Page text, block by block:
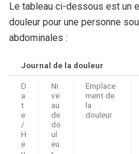
Le tableau ci-dessous est un
douleur pour une personne
abdominales :
Journal de la douleur
D
a
t
e
/
H
e
Ni
ve
au
de
do
ul
eu
Emplace
ment de
la
douleur